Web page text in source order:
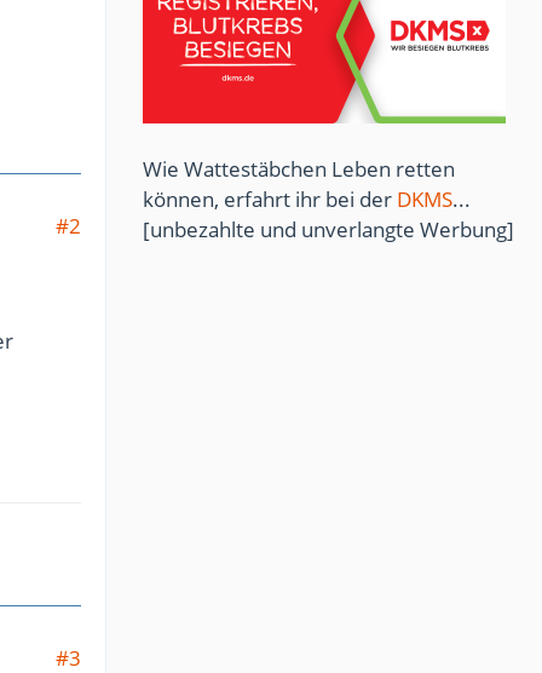
#2
#3
Wie Wattestäbchen Leben retten
können, erfahrt ihr bei der DKMS...
[unbezahlte und unverlangte Werbung]